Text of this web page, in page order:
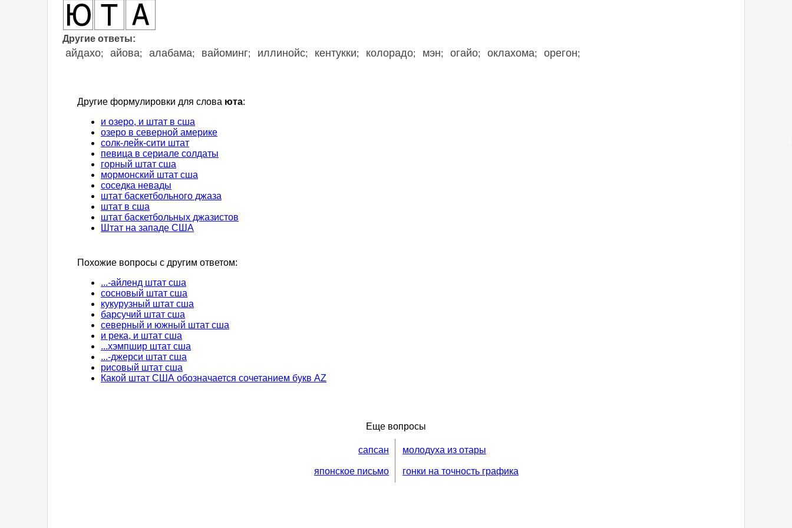
Другие ответы:
айдахо; айова; алабама; вайоминг; иллинойс; кентукки; колорадо; мэн; огайо; оклахома; орегон;
Другие формулировки для слова юта:
и озеро, и штат в сша
озеро в северной америке
солк-лейк-сити штат
певица в сериале солдаты
горный штат сша
мормонский штат сша
соседка невады
штат баскетбольного джаза
штат в сша
штат баскетбольных джазистов
Штат на западе США
Похожие вопросы с другим ответом:
...-айленд штат сша
сосновый штат сша
кукурузный штат сша
барсучий штат сша
северный и южный штат сша
и река, и штат сша
...хэмпшир штат сша
...-джерси штат сша
рисовый штат сша
Какой штат США обозначается сочетанием букв AZ
Еще вопросы
сапсан
японское письмо
молодуха из отары
гонки на точность графика